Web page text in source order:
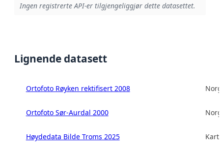
Ingen registrerte API-er tilgjengeliggjør dette datasettet.
Lignende datasett
Ortofoto Røyken rektifisert 2008
Ortofoto Sør-Aurdal 2000
Høydedata Bilde Troms 2025